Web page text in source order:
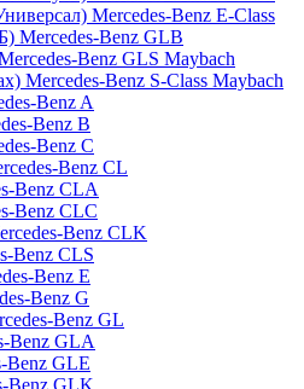
Mercedes-Benz E-Class
Mercedes-Benz GLB
Benz GLS Maybach
Mercedes-Benz S-Class Maybach
Benz A
Benz B
Benz C
Benz CL
Benz CLA
Benz CLC
Benz CLK
Benz CLS
Benz E
Benz G
Benz GL
Benz GLA
Benz GLE